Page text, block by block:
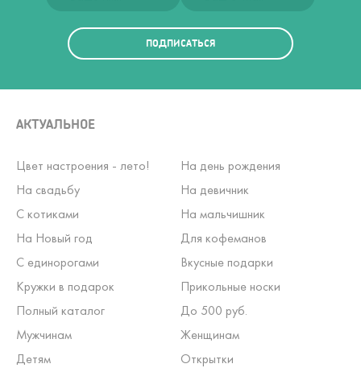
ПОДПИСАТЬСЯ
АКТУАЛЬНОЕ
Цвет настроения - лето!
На день рождения
На свадьбу
На девичник
С котиками
На мальчишник
На Новый год
Для кофеманов
С единорогами
Вкусные подарки
Кружки в подарок
Прикольные носки
Полный каталог
До 500 руб.
Мужчинам
Женщинам
Детям
Открытки